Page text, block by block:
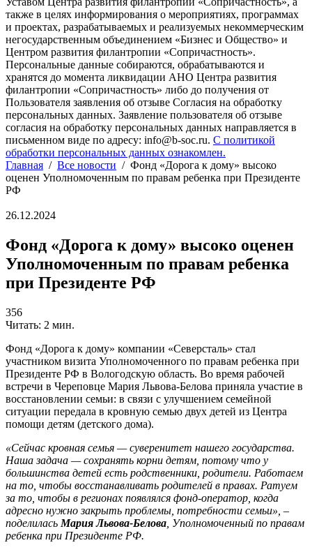
также в целях информирования о мероприятиях, программах
и проектах, разрабатываемых и реализуемых некоммерческим
негосударственным объединением «Бизнес и Общество» и
Центром развития филантропии «Сопричастность».
Персональные данные собираются, обрабатываются и
хранятся до момента ликвидации АНО Центра развития
филантропии «Сопричастность» либо до получения от
Пользователя заявления об отзыве Согласия на обработку
персональных данных. Заявление пользователя об отзыве
согласия на обработку персональных данных направляется в
письменном виде по адресу: info@b-soc.ru. С политикой
обработки персональных данных ознакомлен.
Главная / Все новости / Фонд «Дорога к дому» высоко
оценен Уполномоченным по правам ребенка при Президенте
РФ
26.12.2024
Фонд «Дорога к дому» высоко оценен
Уполномоченным по правам ребенка
при Президенте РФ
356
Читать: 2 мин.
Фонд «Дорога к дому» компании «Северсталь» стал
участником визита Уполномоченного по правам ребенка при
Президенте РФ в Вологодскую область. Во время рабочей
встречи в Череповце Мария Львова-Белова приняла участие в
восстановлении семьи: в связи с улучшением семейной
ситуации передала в кровную семью двух детей из Центра
помощи детям (детского дома).
«Сейчас кровная семья — суверенитет нашего государства.
Наша задача — сохранять корни детям, потому что у
большинства детей есть родственники, родители. Работаем
на то, чтобы восстанавливать родителей в правах. Ратуем
за то, чтобы в регионах появлялся фонд-оператор, когда
адресно нужно закрыть проблемы, потребности семьи», –
поделилась Мария Львова-Белова , Уполномоченный по правам
ребенка при Президенте РФ.